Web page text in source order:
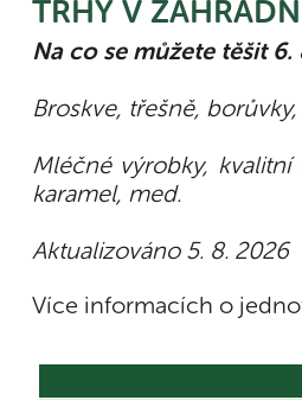
TRHY V
Na co se můžete těšit 6.
Broskve, třešně,
Mléčné výrobky,
karamel, med.
Aktualizováno 5. 8. 2026
Více informacích o